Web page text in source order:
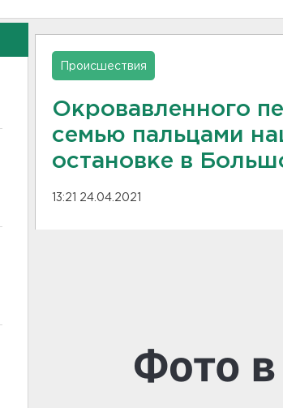
Происшествия
Окровавленного
семью пальцами
остановке в
13:21 24.04.2021